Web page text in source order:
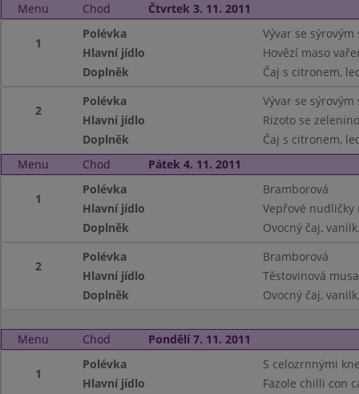
Menu
Chod Čtvrtek 3. 11. 2011
1
Polévka
Vývar se sýrovým
Hlavní jídlo
Hovězí maso
Doplněk
Čaj s citronem,
2
Polévka
Vývar se sýrovým
Hlavní jídlo
Rizoto se
Doplněk
Čaj s citronem,
Menu
Chod Pátek 4. 11. 2011
1
Polévka
Bramborová
Hlavní jídlo
Vepřové nudličky
Doplněk
Ovocný čaj,
2
Polévka
Bramborová
Hlavní jídlo
Těstovinová
Doplněk
Ovocný čaj,
Menu Chod Pondělí 7. 11. 2011
1
Polévka
S celozrnnými
Hlavní jídlo
Fazole chilli con